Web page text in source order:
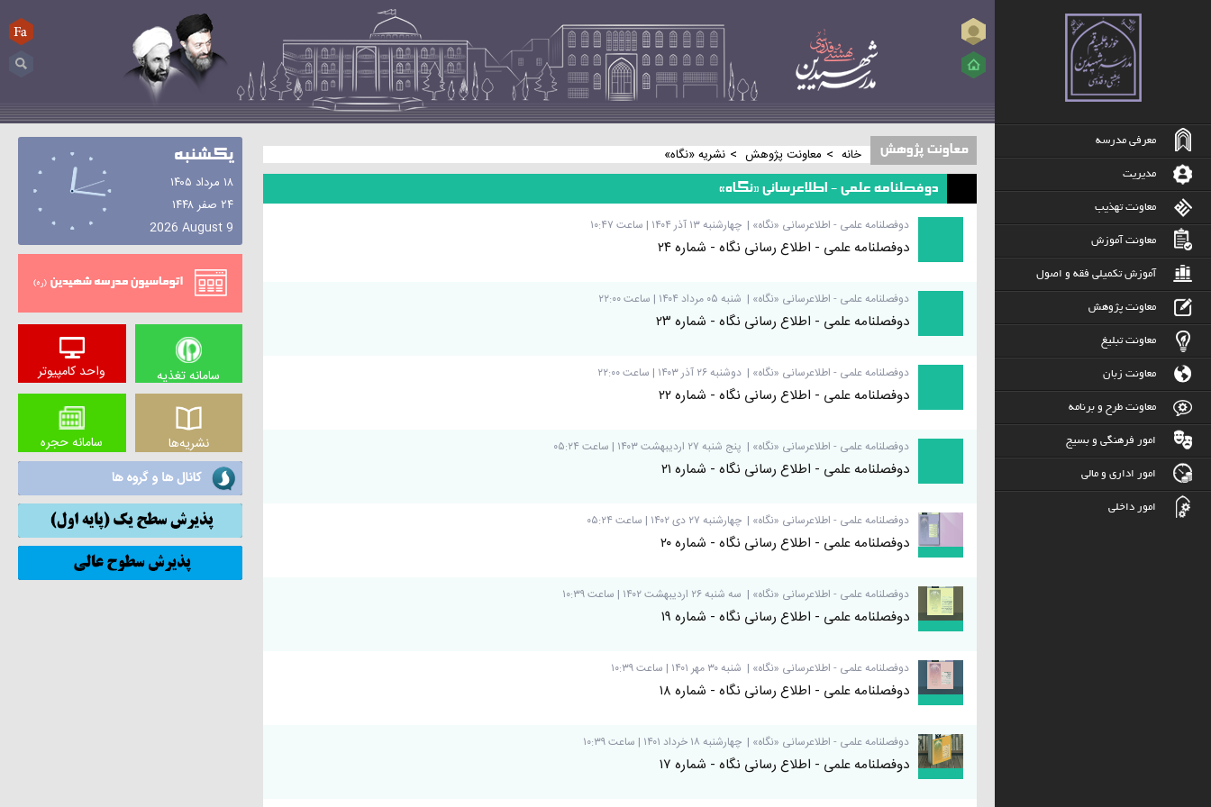
معرفی مدرسه
مدیریت
معاونت تهذیب
معاونت آموزش
آموزش تکمیلی فقه و اصول
معاونت پژوهش
معاونت تبلیغ
معاونت زبان
معاونت طرح و برنامه
امور فرهنگی و بسیج
امور اداری و مالی
امور داخلی
ورود
FA
خانه > معاونت پژوهش معاونت پژوهش > نشریه «نگاه»
دوفصلنامه علمی - اطلاعرسانی «نگاه»
دوفصلنامه علمی - اطلاعرسانی «نگاه» | چهارشنبه ۱۳ آذر ۱۴۰۴ | ساعت ۱۰:۴۷
دوفصلنامه علمی - اطلاع رسانی نگاه - شماره ۲۴
دوفصلنامه علمی - اطلاعرسانی «نگاه» | شنبه ۰۵ مرداد ۱۴۰۴ | ساعت ۲۲:۰۰
دوفصلنامه علمی - اطلاع رسانی نگاه - شماره ۲۳
دوفصلنامه علمی - اطلاعرسانی «نگاه» | دوشنبه ۲۶ آذر ۱۴۰۳ | ساعت ۲۲:۰۰
دوفصلنامه علمی - اطلاع رسانی نگاه - شماره ۲۲
دوفصلنامه علمی - اطلاعرسانی «نگاه» | پنج شنبه ۲۷ ارديبهشت ۱۴۰۳ | ساعت ۰۵:۲۴
دوفصلنامه علمی - اطلاع رسانی نگاه - شماره ۲۱
دوفصلنامه علمی - اطلاعرسانی «نگاه» | چهارشنبه ۲۷ دی ۱۴۰۲ | ساعت ۰۵:۲۴
دوفصلنامه علمی - اطلاع رسانی نگاه - شماره ۲۰
دوفصلنامه علمی - اطلاعرسانی «نگاه» | سه شنبه ۲۶ ارديبهشت ۱۴۰۲ | ساعت ۱۰:۳۹
دوفصلنامه علمی - اطلاع رسانی نگاه - شماره ۱۹
دوفصلنامه علمی - اطلاعرسانی «نگاه» | شنبه ۳۰ مهر ۱۴۰۱ | ساعت ۱۰:۳۹
دوفصلنامه علمی - اطلاع رسانی نگاه - شماره ۱۸
دوفصلنامه علمی - اطلاعرسانی «نگاه» | چهارشنبه ۱۸ خرداد ۱۴۰۱ | ساعت ۱۰:۳۹
دوفصلنامه علمی - اطلاع رسانی نگاه - شماره ۱۷
يكشنبه
۱۸ مرداد ۱۴۰۵
۲۴ صفر ۱۴۴۸
2026 August 9
اتوماسیون
سامانه تغذیه واحد کامپیوتر
نشریه‌ها سامانه حجره